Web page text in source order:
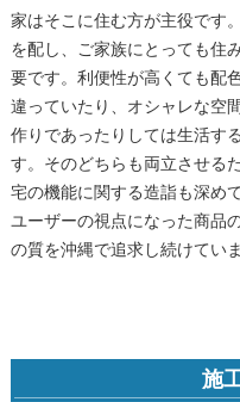
家はそこに住む方が主役です
を配し、ご家族にとっても住
要です。利便性が高くても配
違っていたり、オシャレな空
作りであったりしては生活す
す。そのどちらも両立させる
宅の機能に関する造詣も深め
ユーザーの視点になった商品
の質を沖縄で追求し続けていま
施